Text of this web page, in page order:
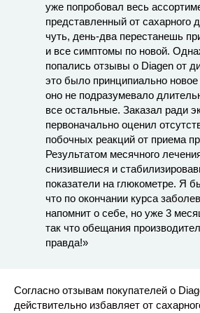
уже попробовал весь
представленный от сахарного
чуть, день-два перестанешь
и все симптомы по новой.
попались отзывы о Diagen от
это было принципиально
оно не подразумевало
все остальные. Заказал ради
первоначально оценил
побочных реакций от приема
Результатом месячного
снизившиеся и
показатели на глюкометре. Я
что по окончании курса
напомнит о себе, но уже 3
так что обещания
правда!»
Согласно отзывам покупателей о
действительно избавляет от